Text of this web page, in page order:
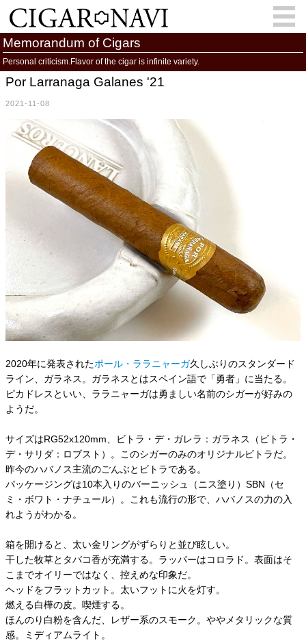
会員登録 お問い合わせ
Cigar Information Cigar Column
Memorandum
Cigar Map
Memorandum of Cigars
Personal criticism.Flavor of the cigar is infinite variety.
Por Larranaga Galanes '21
2021-11-08
2020年に発表されたポール・ララニャーガ久しぶりのスタンダード
ライン、ガラネス。ガラネスとはスペイン語で「勇者」に当たる。
ピカドレスといい、ララニャーガは勇ましい名前のシガーが好みの
ようだ。
サイズはRG52x120mm、ビトラ・デ・ガレラ：ガラネス（ビトラ・
デ・サリダ：ロブスト）。このシガーのみのオリジナルビトラだ。
昨今のハバノス主流のごんぶとビトラである。
パッケージングは10本入りのバーニッシュ（ニス塗り）SBN（セ
ミ・ボワト・ナチュール）。これも流行の形で、ハバノスの力の入
れようがわかる。
箱を開けると、太い金リングがずらりと並び眩しい。
干した牧草とタバコ香が充満する。ラッパーはコロラド。表面はそ
こまでオイリーではなく、控えめな印象だ。
ヘッドをフラットカット。太いフットに火を灯す。
燃える白樺の皮。喫煙する。
ほんのり白粉を含んだ、レザー系のスモーク。ややメタリックな質
感。ミディアムライト。